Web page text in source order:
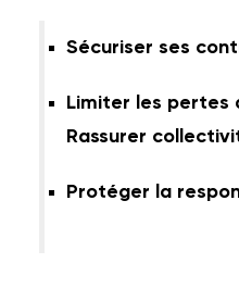
Sécuriser ses
Limiter les pertes
Rassurer
Protéger la